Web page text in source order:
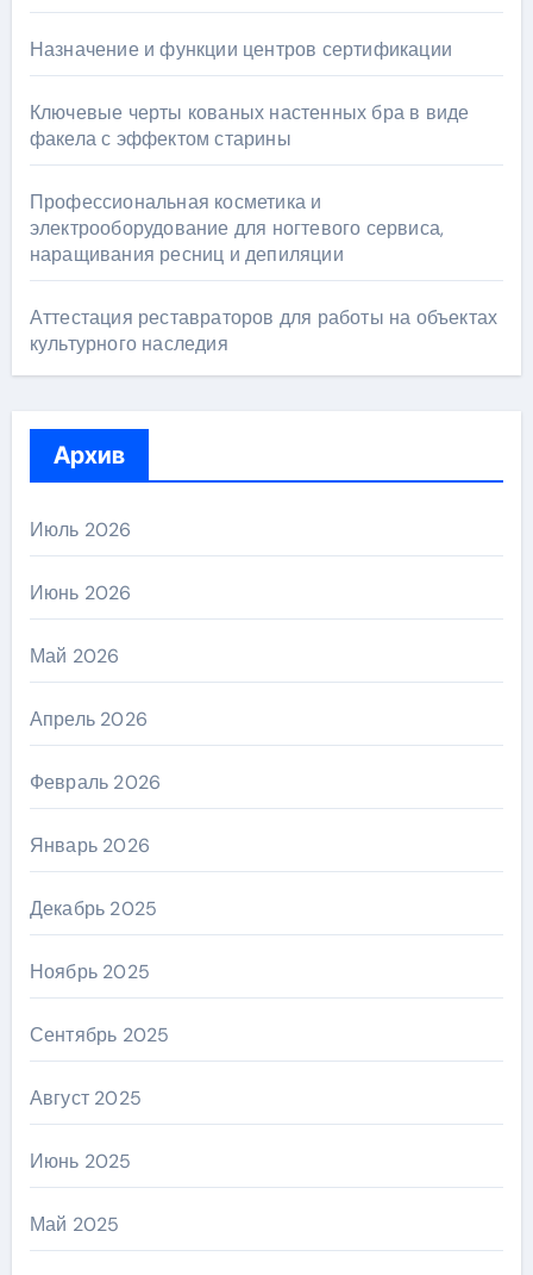
Назначение и функции центров сертификации
Ключевые черты кованых настенных бра в виде
факела с эффектом старины
Профессиональная косметика и
электрооборудование для ногтевого сервиса,
наращивания ресниц и депиляции
Аттестация реставраторов для работы на объектах
культурного наследия
Архив
Июль 2026
Июнь 2026
Май 2026
Апрель 2026
Февраль 2026
Январь 2026
Декабрь 2025
Ноябрь 2025
Сентябрь 2025
Август 2025
Июнь 2025
Май 2025